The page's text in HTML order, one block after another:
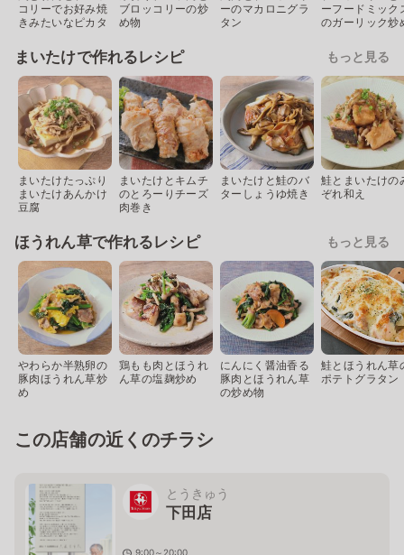
コリーでお好み焼
きみたいなピカタ
ブロッコリーの炒
め物
ーのマカロニグラ
タン
ーフードミック
のガーリック炒
まいたけで作れるレシピ もっと見る
まいたけたっぷり
まいたけあんかけ
豆腐
まいたけとキムチ
のとろーりチーズ
肉巻き
まいたけと鮭のバ
ターしょうゆ焼き
鮭とまいたけの
ぞれ和え
ほうれん草で作れるレシピ もっと見る
やわらか半熟卵の
豚肉ほうれん草炒
め
鶏もも肉とほうれ
ん草の塩麹炒め
にんにく醤油香る
豚肉とほうれん草
の炒め物
鮭とほうれん草
ポテトグラタン
この店舗の近くのチラシ
とうきゅう
下田店
9:00～20:00